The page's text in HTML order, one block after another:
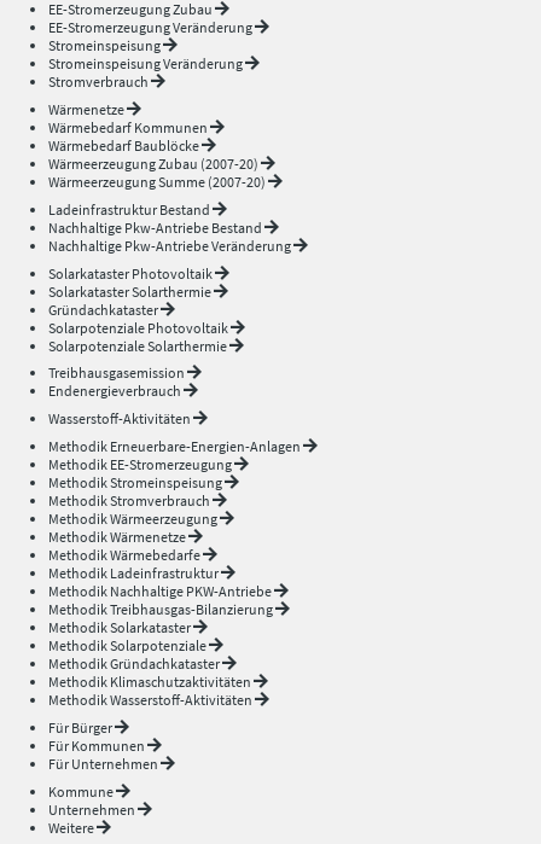
EE-Stromerzeugung Zubau
EE-Stromerzeugung Veränderung
Stromeinspeisung
Stromeinspeisung Veränderung
Stromverbrauch
Wärmenetze
Wärmebedarf Kommunen
Wärmebedarf Baublöcke
Wärmeerzeugung Zubau (2007-20)
Wärmeerzeugung Summe (2007-20)
Ladeinfrastruktur Bestand
Nachhaltige Pkw-Antriebe Bestand
Nachhaltige Pkw-Antriebe Veränderung
Solarkataster Photovoltaik
Solarkataster Solarthermie
Gründachkataster
Solarpotenziale Photovoltaik
Solarpotenziale Solarthermie
Treibhausgasemission
Endenergieverbrauch
Wasserstoff-Aktivitäten
Methodik Erneuerbare-Energien-Anlagen
Methodik EE-Stromerzeugung
Methodik Stromeinspeisung
Methodik Stromverbrauch
Methodik Wärmeerzeugung
Methodik Wärmenetze
Methodik Wärmebedarfe
Methodik Ladeinfrastruktur
Methodik Nachhaltige PKW-Antriebe
Methodik Treibhausgas-Bilanzierung
Methodik Solarkataster
Methodik Solarpotenziale
Methodik Gründachkataster
Methodik Klimaschutzaktivitäten
Methodik Wasserstoff-Aktivitäten
Für Bürger
Für Kommunen
Für Unternehmen
Kommune
Unternehmen
Weitere